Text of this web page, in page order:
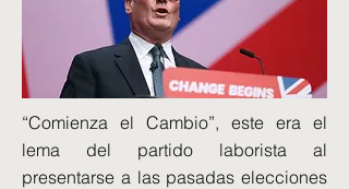
“Comienza el Cambio”, este era el
lema del partido laborista al
presentarse a las pasadas elecciones